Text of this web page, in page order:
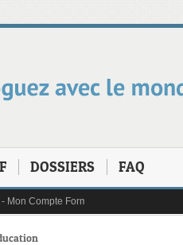
DOSSIERS FAQ
Compte Formation (CPF) en 2025 :
1er janvier 2025, le reste à charge
L’importance cruciale de la formation